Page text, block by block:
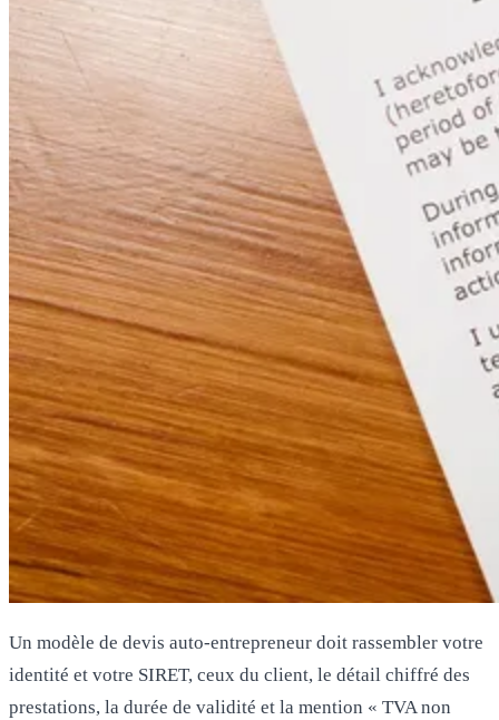
Un modèle de devis auto-entrepreneur doit rassembler votre
identité et votre SIRET, ceux du client, le détail chiffré des
prestations, la durée de validité et la mention « TVA non